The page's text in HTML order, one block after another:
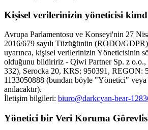
Kişisel verilerinizin yöneticisi
Avrupa Parlamentosu ve Konseyi'nin 27
2016/679 sayılı Tüzüğünün (RODO/
uyarınca, kişisel verilerinizin Yöneticisinin
olduğunu bildiririz - Qiwi Partner Sp. z o.o.,
332), Serocka 20, KRS: 950391, REGON:
1133050888 (bundan böyle "Yönetici"
anılacaktır).
İletişim bilgileri: biuro@darkcyan-bear-
Yönetici bir Veri Koruma Görevlisi